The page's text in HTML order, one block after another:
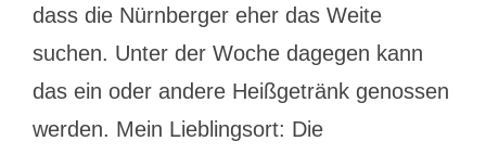
dass die Nürnberger eher das Weite
suchen. Unter der Woche dagegen kann
das ein oder andere Heißgetränk genossen
werden. Mein Lieblingsort: Die